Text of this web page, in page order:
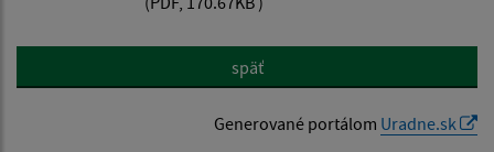
späť
Generované portálom Uradne.sk